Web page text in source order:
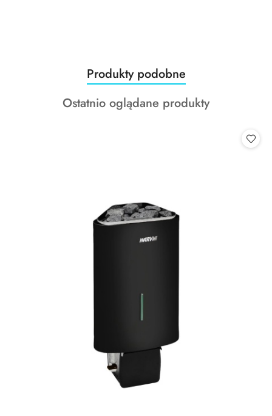
Pomiń karuzelę produktów
Produkty
o
statusie:
Produkty podobne
Produkty
Ostatnio oglądane produkty